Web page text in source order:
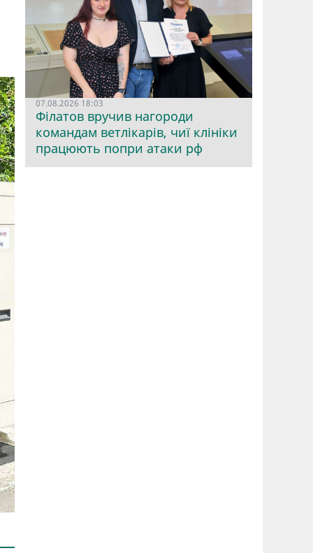
07.08.2026 18:03
Філатов вручив нагороди
командам ветлікарів, чиї клініки
працюють попри атаки рф